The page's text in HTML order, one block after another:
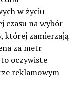
w życiu
czasu na wybór
której zamierzają
za metr
oczywiste
reklamowym